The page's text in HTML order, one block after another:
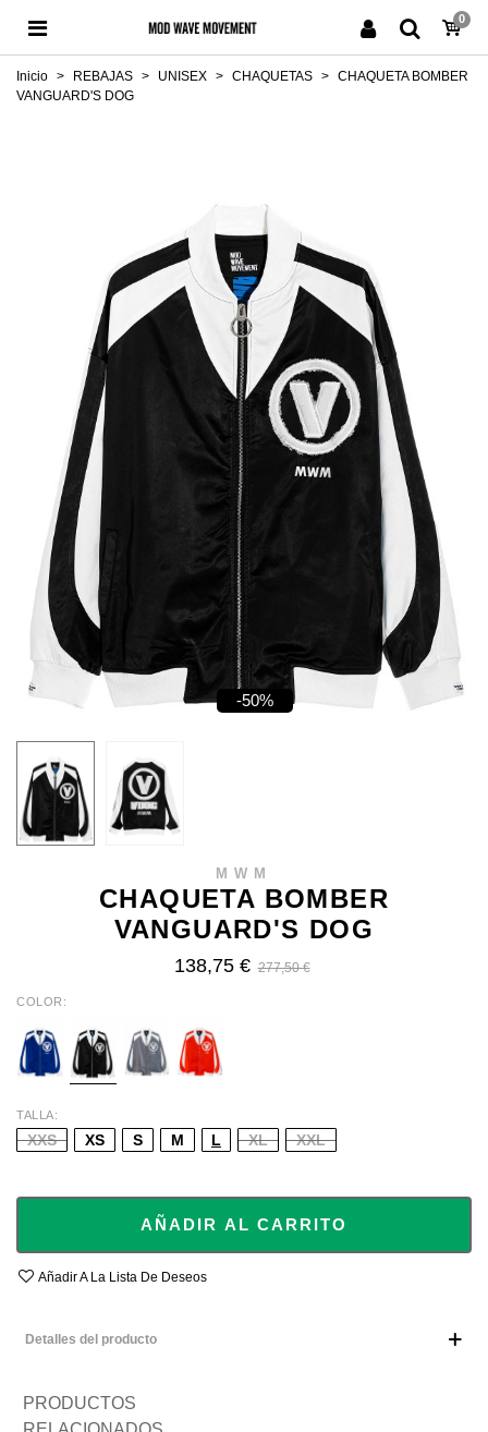
0
Inicio > REBAJAS > UNISEX > CHAQUETAS > CHAQUETA BOMBER
VANGUARD'S DOG
-50%
MWM
CHAQUETA BOMBER
VANGUARD'S DOG
138,75 € 277,50 €
COLOR
TALLA
XXS XS S M L XL XXL
AÑADIR AL CARRITO
Añadir A La Lista De Deseos
Detalles del producto
PRODUCTOS